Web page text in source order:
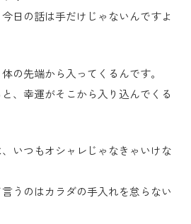
日の話は手だけじゃないんですよ
の先端から入ってくるんです。
、幸運がそこから入り込んでくる
いつもオシャレじゃなきゃいけな
うのはカラダの手入れを怠らない